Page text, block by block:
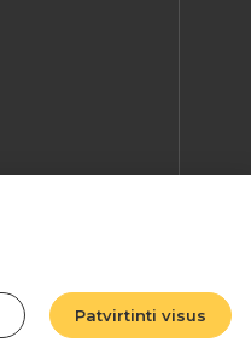
Sprendimas:Patvirtinti visus